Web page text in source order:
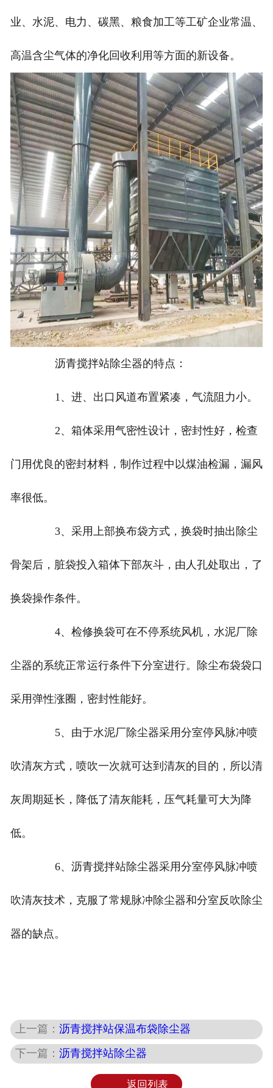
业、水泥、电力、碳黑、粮食加工等工矿企业常温、
高温含尘气体的净化回收利用等方面的新设备。
沥青搅拌站除尘器的特点：
1、进、出口风道布置紧凑，气流阻力小。
2、箱体采用气密性设计，密封性好，检查
门用优良的密封材料，制作过程中以煤油检漏，漏风
率很低。
3、采用上部换布袋方式，换袋时抽出除尘
骨架后，脏袋投入箱体下部灰斗，由人孔处取出，了
换袋操作条件。
4、检修换袋可在不停系统风机，水泥厂除
尘器的系统正常运行条件下分室进行。除尘布袋袋口
采用弹性涨圈，密封性能好。
5、由于水泥厂除尘器采用分室停风脉冲喷
吹清灰方式，喷吹一次就可达到清灰的目的，所以清
灰周期延长，降低了清灰能耗，压气耗量可大为降
低。
6、沥青搅拌站除尘器采用分室停风脉冲喷
吹清灰技术，克服了常规脉冲除尘器和分室反吹除尘
器的缺点。
上一篇：沥青搅拌站保温布袋除尘器
下一篇：沥青搅拌站除尘器
返回列表